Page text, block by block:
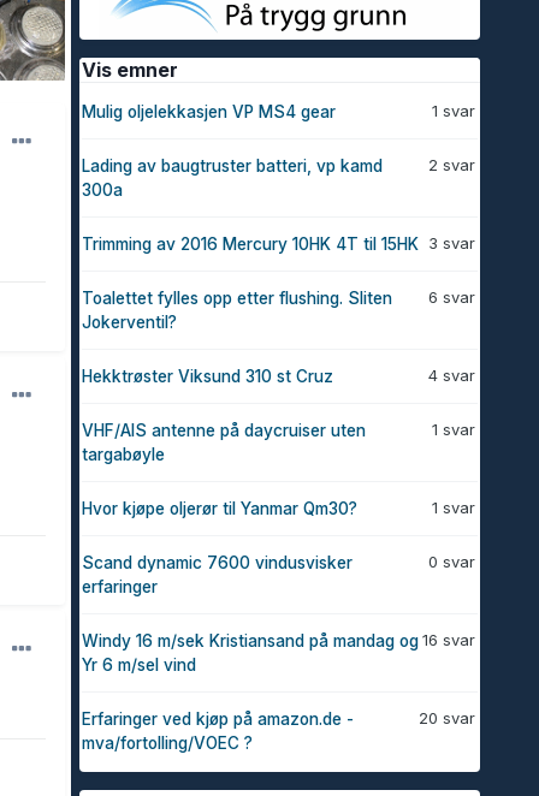
Vis emner
1 svar
Mulig oljelekkasjen VP MS4 gear
2 svar
Lading av baugtruster batteri, vp kamd
300a
3 svar
Trimming av 2016 Mercury 10HK 4T til 15HK
6 svar
Toalettet fylles opp etter flushing. Sliten
Jokerventil?
4 svar
Hekktrøster Viksund 310 st Cruz
1 svar
VHF/AIS antenne på daycruiser uten
targabøyle
1 svar
Hvor kjøpe oljerør til Yanmar Qm30?
0 svar
Scand dynamic 7600 vindusvisker
erfaringer
16 svar
Windy 16 m/sek Kristiansand på mandag og
Yr 6 m/sel vind
20 svar
Erfaringer ved kjøp på amazon.de -
mva/fortolling/VOEC ?